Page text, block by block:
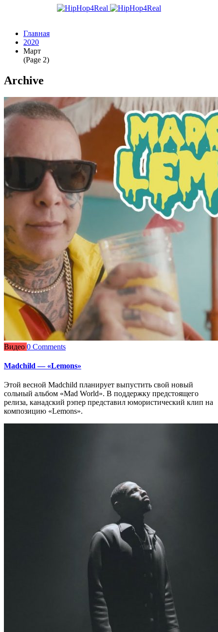
Главная
2020
Март
(Page 2)
Archive
Видео 0 Comments
Madchild — «Lemons»
Этой весной Madchild планирует выпустить свой новый
сольный альбом «Mad World». В поддержку предстоящего
релиза, канадский рэпер представил юмористический клип на
композицию «Lemons».